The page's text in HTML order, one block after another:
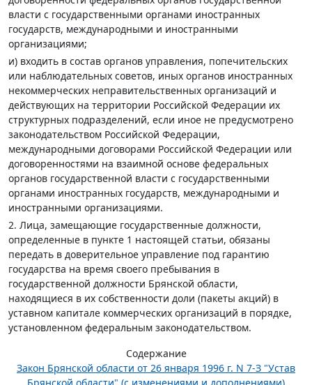
власти с государственными органами иностранных
государств, международными и иностранными
организациями;
и) входить в состав органов управления, попечительских
или наблюдательных советов, иных органов иностранных
некоммерческих неправительственных организаций и
действующих на территории Российской Федерации их
структурных подразделений, если иное не предусмотрено
законодательством Российской Федерации,
международными договорами Российской Федерации или
договоренностями на взаимной основе федеральных
органов государственной власти с государственными
органами иностранных государств, международными и
иностранными организациями.
2. Лица, замещающие государственные должности,
определенные в пункте 1 настоящей статьи, обязаны
передать в доверительное управление под гарантию
государства на время своего пребывания в
государственной должности Брянской области,
находящиеся в их собственности доли (пакеты акций) в
уставном капитале коммерческих организаций в порядке,
установленном федеральным законодательством.
Содержание
Закон Брянской области от 26 января 1996 г. N 7-З "Устав